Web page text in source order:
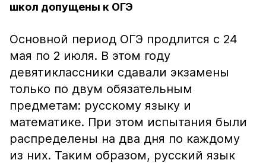
школ допущены к ОГЭ
Основной период ОГЭ продлится с 24
мая по 2 июля. В этом году
девятиклассники сдавали экзамены
только по двум обязательным
предметам: русскому языку и
математике. При этом испытания были
распределены на два дня по каждому
из них. Таким образом, русский язык